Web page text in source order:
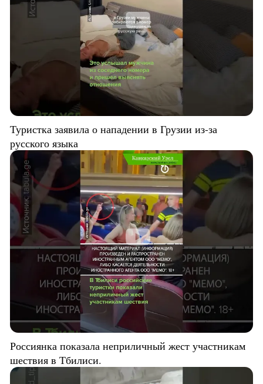
Туристка заявила о нападении в Грузии из-за
русского языка
Россиянка показала неприличный жест участникам
шествия в Тбилиси.